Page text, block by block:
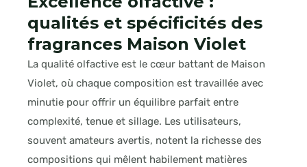
qualités et spécificités des
fragrances Maison Violet
La qualité olfactive est le cœur battant de Maison
Violet, où chaque composition est travaillée avec
minutie pour offrir un équilibre parfait entre
complexité, tenue et sillage. Les utilisateurs,
souvent amateurs avertis, notent la richesse des
compositions qui mêlent habilement matières